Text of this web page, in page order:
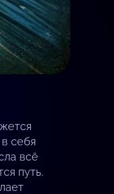
себя
всё
путь.